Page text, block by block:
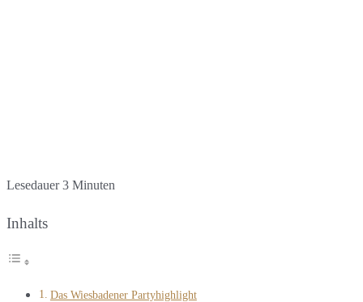
Lesedauer 3 Minuten
Inhalts
Das Wiesbadener Partyhighlight